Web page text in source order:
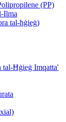
(PP)
Ilma
tal-ħġieġ)
tal-Ħġieġ Imqatta'